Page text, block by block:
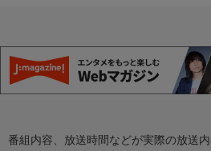
番組内容、放送時間などが実際の放送